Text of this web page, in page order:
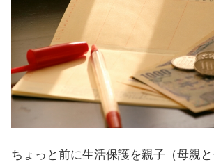
ちょっと前に生活保護を親子（母親